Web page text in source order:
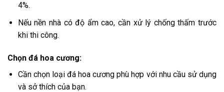
4%.
Nếu nền nhà có độ ẩm cao, cần xử lý chống thấm trước
khi thi công.
Chọn đá hoa cương:
Cần chọn loại đá hoa cương phù hợp với nhu cầu sử dụng
và sở thích của bạn.